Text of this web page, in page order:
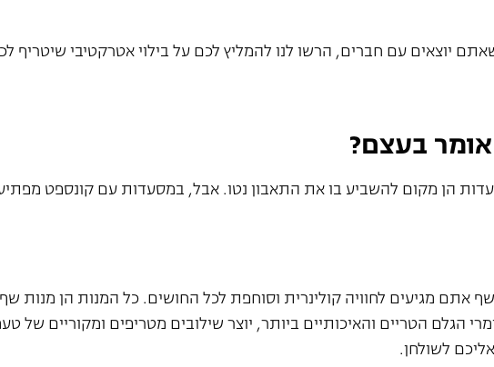
יוצאים עם חברים, הרשו לנו להמליץ לכם על בילוי אטרקטיבי שיטריף
בעצם?
הן מקום להשביע בו את התאבון נטו. אבל, במסעדות עם קונספט
מגיעים לחוויה קולינרית וסוחפת לכל החושים. כל המנות הן מנות
הגלם הטריים והאיכותיים ביותר, יוצר שילובים מטריפים ומקוריים של
לשולחן.